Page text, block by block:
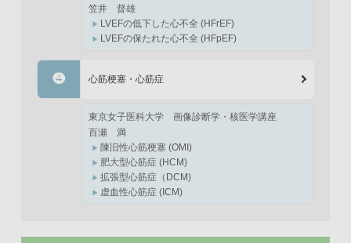
笠井 督雄
LVEFの低下した心不全 (HFrEF)
LVEFの保たれた心不全 (HFpEF)
❹ 心筋梗塞・心筋症
東京女子医科大学
画像診断学・核医学講座
百瀬 満
陳旧性心筋梗塞 (OMI)
肥大型心筋症 (HCM)
拡張型心筋症（DCM)
虚血性心筋症 (ICM)